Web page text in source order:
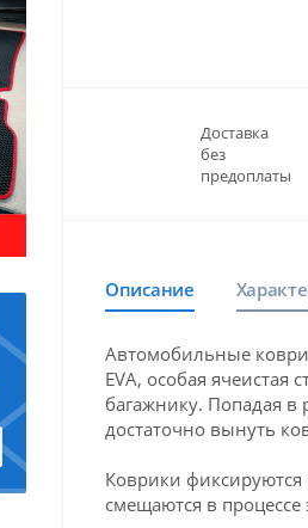
Доставка
без
предоплаты
Описание
Автомобильные
EVA, особая ячеистая
багажнику. Попадая в
достаточно вынуть
Коврики
смещаются в